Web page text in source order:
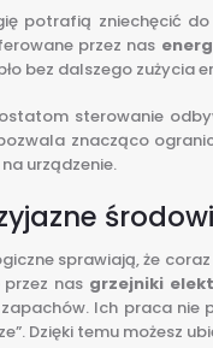
potrafią zniechęcić
przez nas
bez dalszego zużycia
sterowanie
znacząco
urządzenie.
sprawiają, że
nas grzejniki
Ich praca
Dzięki temu możesz